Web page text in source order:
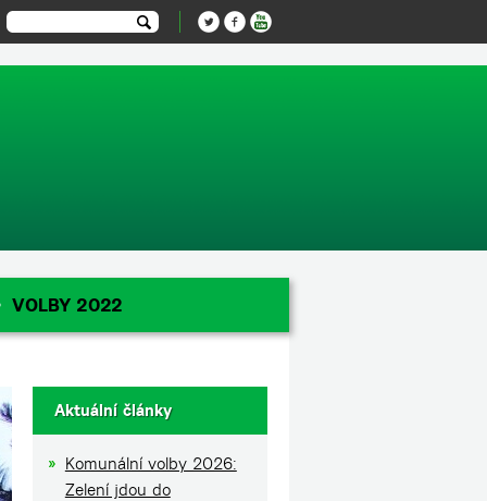
1');
VOLBY 2022
Aktuální články
Komunální volby 2026:
Zelení jdou do